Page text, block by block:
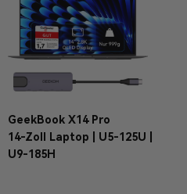
GeekBook X14 Pro
14-Zoll Laptop | U5-125U |
U9-185H